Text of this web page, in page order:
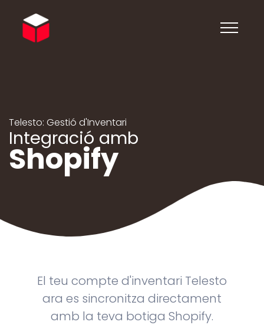
Telesto: Gestió d'Inventari
Integració amb
Shopify
El teu compte d'inventari Telesto
ara es sincronitza directament
amb la teva botiga Shopify.